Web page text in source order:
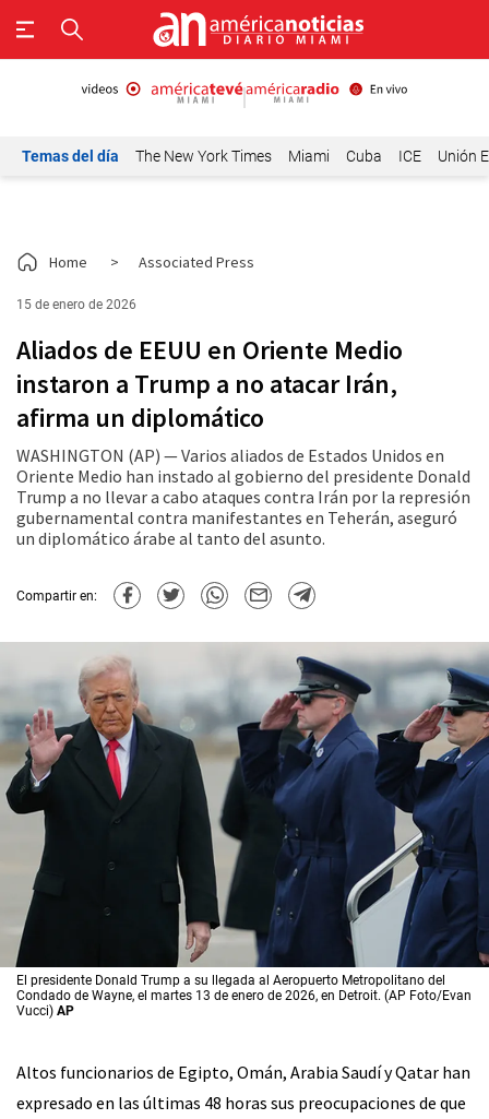
Temas del día The New York Times Miami Cuba ICE Unión
Home > Associated Press
15 de enero de 2026
Aliados de EEUU en Oriente Medio
instaron a Trump a no atacar Irán,
afirma un diplomático
WASHINGTON (AP) — Varios aliados de Estados Unidos en
Oriente Medio han instado al gobierno del presidente Donald
Trump a no llevar a cabo ataques contra Irán por la represión
gubernamental contra manifestantes en Teherán, aseguró
un diplomático árabe al tanto del asunto.
Compartir en:
El presidente Donald Trump a su llegada al Aeropuerto Metropolitano del
Condado de Wayne, el martes 13 de enero de 2026, en Detroit. (AP Foto/Evan
Vucci) AP
Altos funcionarios de Egipto, Omán, Arabia Saudí y Qatar han
expresado en las últimas 48 horas sus preocupaciones de que